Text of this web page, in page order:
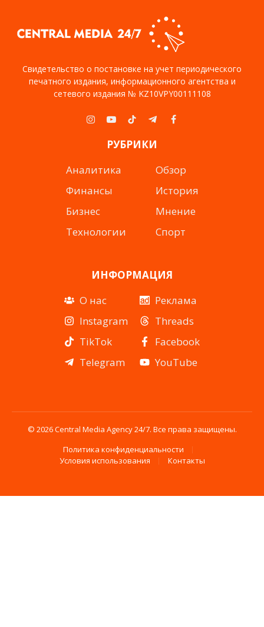
Свидетельство о постановке на учет периодического
печатного издания, информационного агентства и
сетевого издания № KZ10VPY00111108
Instagram
YouTubeTikTokTelegramFacebook
РУБРИКИ
Аналитика
Финансы
Бизнес
Технологии
Обзор
История
Мнение
Спорт
ИНФОРМАЦИЯ
О нас
Instagram
TikTok
Telegram
Реклама
Threads
Facebook
YouTube
© 2026 Central Media Agency 24/7. Все права защищены.
Политика конфиденциальности
Условия использования
Контакты